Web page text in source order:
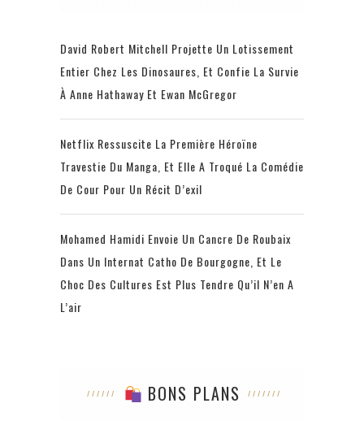
David Robert Mitchell Projette Un Lotissement
Entier Chez Les Dinosaures, Et Confie La Survie
À Anne Hathaway Et Ewan McGregor
Netflix Ressuscite La Première Héroïne
Travestie Du Manga, Et Elle A Troqué La Comédie
De Cour Pour Un Récit D’exil
Mohamed Hamidi Envoie Un Cancre De Roubaix
Dans Un Internat Catho De Bourgogne, Et Le
Choc Des Cultures Est Plus Tendre Qu’il N’en A
L’air
BONS PLANS